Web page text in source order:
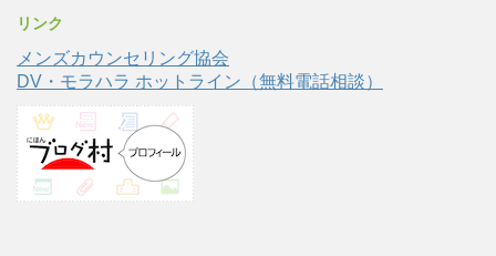
リンク
メンズカウンセリング協会
DV・モラハラ ホットライン（無料電話相談）